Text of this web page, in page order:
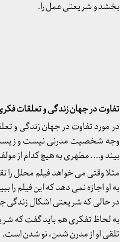
بخشد و شریعتی عمل را.
تفاوت در جهان زندگی و تعلقات
در مورد تفاوت در جهان زندگی و
وجه شخصیت مدرنی نیست و زیست
بیند و… . مطهری به هیچ کدام از
مثلا وقتی می خواهد فیلم محلل را
به او اجازه نمی دهد که این فیلم
در حالی که شریعتی اشکال زندگی
به لحاظ تفکری هم باید گفت که
تلقی او از مدرن شدن، نو شدن است.